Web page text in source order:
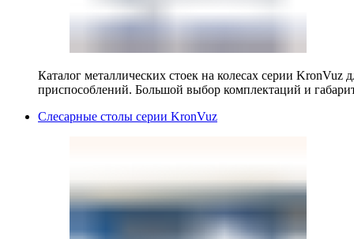
Каталог металлических стоек на колесах серии KronVuz
приспособлений. Большой выбор комплектаций и
Слесарные столы серии KronVuz